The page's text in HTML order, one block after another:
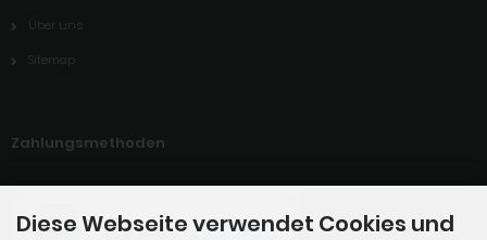
Über uns
Sitemap
Zahlungsmethoden
Diese Webseite verwendet Cookies und